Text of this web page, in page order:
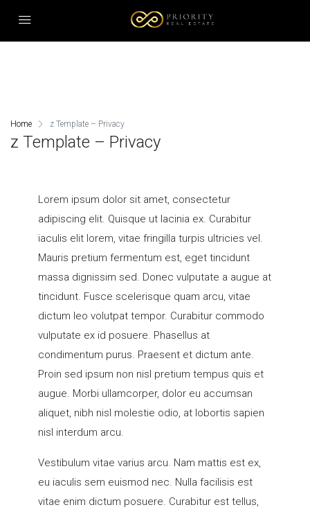
PODGORICA
IMMOBILIENSUCHE
IMPRESSIONEN
WER WIR SIND
SUCHEN
IMPRESSUM
Home z Template – Privacy
z Template – Privacy
Lorem ipsum dolor sit amet, consectetur
adipiscing elit. Quisque ut lacinia ex. Curabitur
iaculis elit lorem, vitae fringilla turpis ultricies vel.
Mauris pretium fermentum est, eget tincidunt
massa dignissim sed. Donec vulputate a augue at
tincidunt. Fusce scelerisque quam arcu, vitae
dictum leo volutpat tempor. Curabitur commodo
vulputate ex id posuere. Phasellus at
condimentum purus. Praesent et dictum ante.
Proin sed ipsum non nisl pretium tempus quis et
augue. Morbi ullamcorper, dolor eu accumsan
aliquet, nibh nisl molestie odio, at lobortis sapien
nisl interdum arcu.
Vestibulum vitae varius arcu. Nam mattis est ex,
eu iaculis sem euismod nec. Nulla facilisis est
vitae enim dictum posuere. Curabitur est tellus,